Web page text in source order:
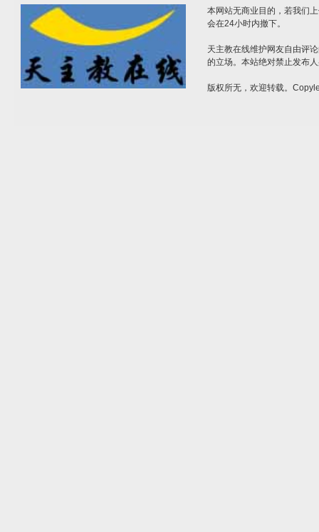
本网站无商业目的，若我们
会在24小时内撤下。
天主教在线维护网友自由评
的立场。本站绝对禁止发布
版权所无，欢迎转载。